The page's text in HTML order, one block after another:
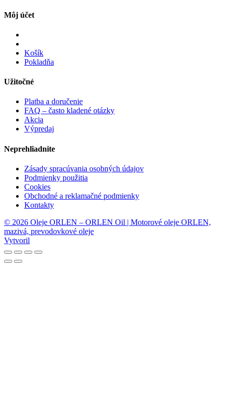
Môj účet
Košík
Pokladňa
Užitočné
Platba a doručenie
FAQ – často kladené otázky
Akcia
Výpredaj
Neprehliadnite
Zásady spracúvania osobných údajov
Podmienky použitia
Cookies
Obchodné a reklamačné podmienky
Kontakty
© 2026 Oleje ORLEN – ORLEN Oil | Motorové oleje ORLEN,
mazivá, prevodovkové oleje
Vytvoril